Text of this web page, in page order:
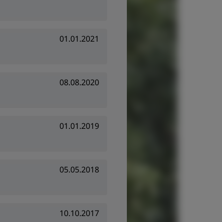
01.01.2021
08.08.2020
01.01.2019
05.05.2018
10.10.2017